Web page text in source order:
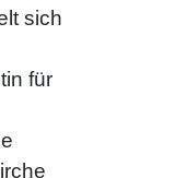
sich
für